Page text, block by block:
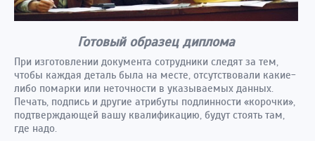
Готовый образец диплома
При изготовлении документа сотрудники следят за тем,
чтобы каждая деталь была на месте, отсутствовали какие-
либо помарки или неточности в указываемых данных.
Печать, подпись и другие атрибуты подлинности «корочки»,
подтверждающей вашу квалификацию, будут стоять там,
где надо.